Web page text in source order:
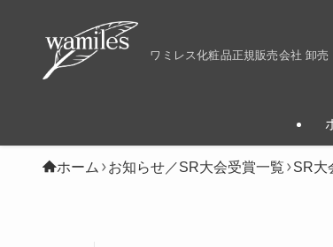
ワミレス化粧品正規販売会社 卸
ホーム お知らせ／SR大会受賞一覧 SR大